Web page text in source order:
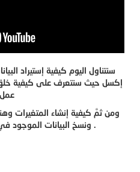
سنتناول اليوم كيفية إستيراد
إكسل حيث سنتعرف على كيفية
عمل
ومن ثمَّ كيفية إنشاء المتغيرات
ونسخ البيانات الموجود في برنامج إكسل إلى إيفيو .